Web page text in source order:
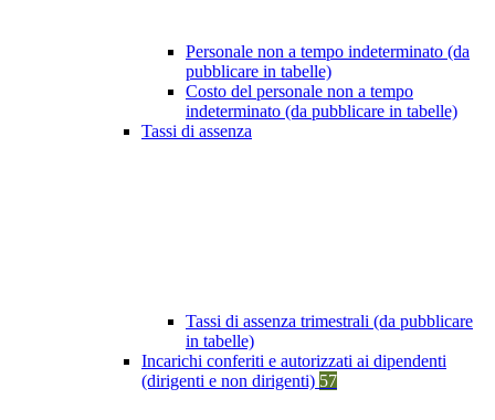
Personale non a tempo indeterminato (da
pubblicare in tabelle)
Costo del personale non a tempo
indeterminato (da pubblicare in tabelle)
Tassi di assenza
Tassi di assenza trimestrali (da pubblicare
in tabelle)
Incarichi conferiti e autorizzati ai dipendenti
(dirigenti e non dirigenti) 57